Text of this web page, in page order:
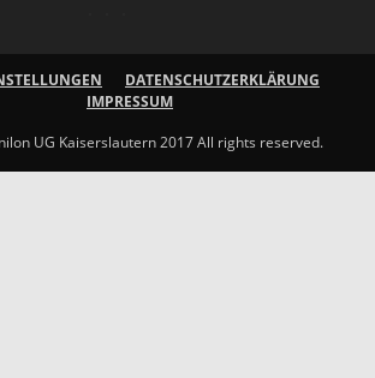
DATENSCHUTZERKLÄRUNG
IMPRESSUM
UG Kaiserslautern 2017 All rights reserved.